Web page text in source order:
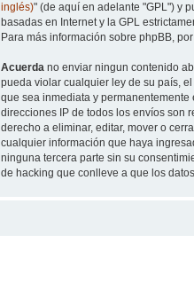
inglés)" (de aquí en adelante "GPL") y
basadas en Internet y la GPL
Para más información sobre phpBB,
Acuerdano enviar ningun contenido
pueda violar cualquier ley de su país,
que sea inmediata y
direcciones IP de todos los envíos son
derecho a eliminar, editar, mover o
cualquier información que haya
ninguna tercera parte sin su
de hacking que conlleve a que los